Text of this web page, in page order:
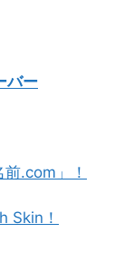
バー
.com」！
Skin！